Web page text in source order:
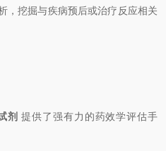
，挖掘与疾病预后或治疗反应相关
剂 提供了强有力的药效学评估手